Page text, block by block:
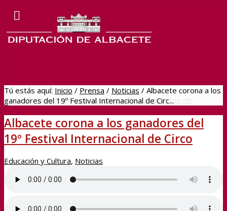
Dipualba onlineNavegar hacia los directos de
Dipualba
BOP
Tú estás aquí: Inicio / Prensa / Noticias / Albacete corona a los
ganadores del 19º Festival Internacional de Circ...
Albacete corona a los ganadores del
19º Festival Internacional de Circo
Educación y Cultura, Noticias